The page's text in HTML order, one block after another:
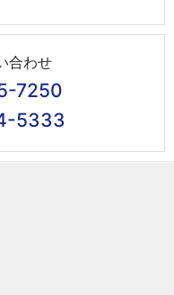
合わせ
7250
5333